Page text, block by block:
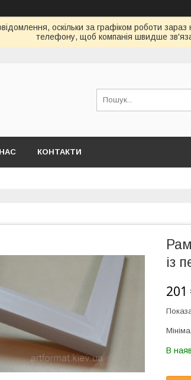
оскільки за графіком роботи
телефону, щоб компанія швидше
КОНТАКТИ
із
201
В